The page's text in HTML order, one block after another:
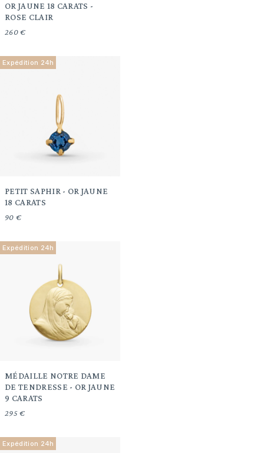
OR JAUNE 18 CARATS -
ROSE CLAIR
260 €
Expédition 24h
PETIT SAPHIR - OR JAUNE
18 CARATS
90 €
Expédition 24h
MÉDAILLE NOTRE DAME
DE TENDRESSE - OR JAUNE
9 CARATS
295 €
Expédition 24h